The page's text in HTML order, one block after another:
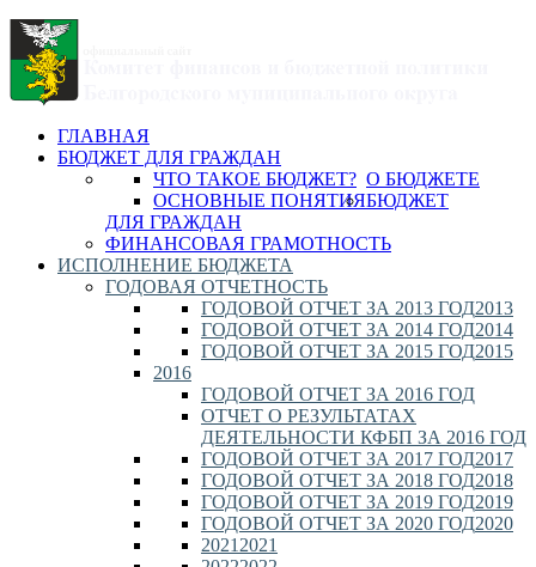
ГЛАВНАЯ
БЮДЖЕТ ДЛЯ ГРАЖДАН
О БЮДЖЕТЕ
ЧТО ТАКОЕ БЮДЖЕТ?
ОСНОВНЫЕ ПОНЯТИЯБЮДЖЕТ
ДЛЯ ГРАЖДАН
ФИНАНСОВАЯ ГРАМОТНОСТЬ
ИСПОЛНЕНИЕ БЮДЖЕТА
ГОДОВАЯ ОТЧЕТНОСТЬ
2013
ГОДОВОЙ ОТЧЕТ ЗА 2013 ГОД
2014
ГОДОВОЙ ОТЧЕТ ЗА 2014 ГОД
2015
ГОДОВОЙ ОТЧЕТ ЗА 2015 ГОД
2016
ГОДОВОЙ ОТЧЕТ ЗА 2016 ГОД
ОТЧЕТ О РЕЗУЛЬТАТАХ
ДЕЯТЕЛЬНОСТИ КФБП ЗА 2016 ГОД
2017
ГОДОВОЙ ОТЧЕТ ЗА 2017 ГОД
2018
ГОДОВОЙ ОТЧЕТ ЗА 2018 ГОД
2019
ГОДОВОЙ ОТЧЕТ ЗА 2019 ГОД
2020
ГОДОВОЙ ОТЧЕТ ЗА 2020 ГОД
2021
2021